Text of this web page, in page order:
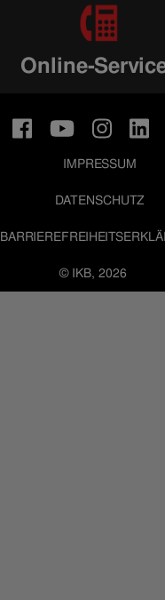
Online-
© IKB, 2026
IMPRESSUM
DATENSCHUTZ